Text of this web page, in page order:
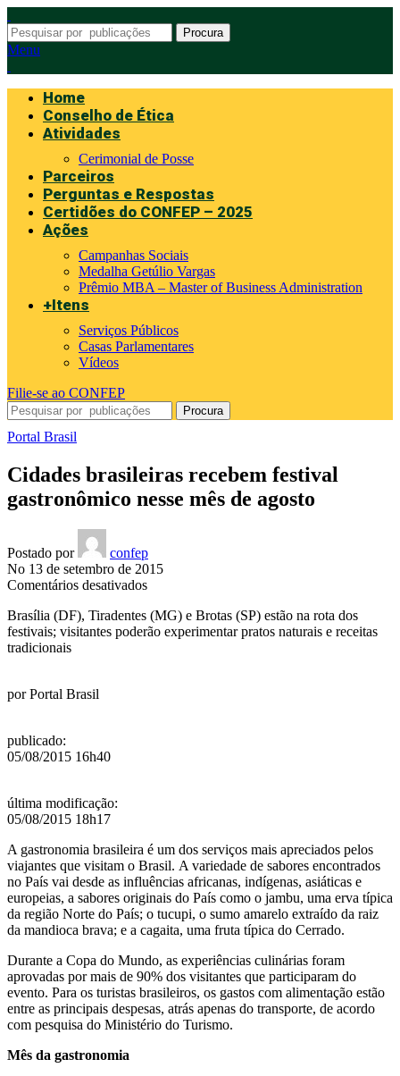
Procura
Menu
Home
Conselho de Ética
Atividades
Cerimonial de Posse
Parceiros
Perguntas e Respostas
Certidões do CONFEP – 2025
Ações
Campanhas Sociais
Medalha Getúlio Vargas
Prêmio MBA – Master of Business Administration
+Itens
Serviços Públicos
Casas Parlamentares
Vídeos
Filie-se ao CONFEP
Procura
Portal Brasil
Cidades brasileiras recebem festival
gastronômico nesse mês de agosto
Postado por
confep
No 13 de setembro de 2015
Comentários desativadosem
brasileiras
recebem
Brasília (DF), Tiradentes (MG) e Brotas (SP) estão na rota dos
festivais; visitantes poderão experimentar pratos naturais e receitas
tradicionais
porPortal Brasil
publicado:
05/08/2015 16h40
última modificação:
05/08/2015 18h17
A gastronomia brasileira é um dos serviços mais apreciados pelos
viajantes que visitam o Brasil. A variedade de sabores encontrados
no País vai desde as influências africanas, indígenas, asiáticas e
europeias, a sabores originais do País como o jambu, uma erva típica
da região Norte do País; o tucupi, o sumo amarelo extraído da raiz
da mandioca brava; e a cagaita, uma fruta típica do Cerrado.
Durante a Copa do Mundo, as experiências culinárias foram
aprovadas por mais de 90% dos visitantes que participaram do
evento. Para os turistas brasileiros, os gastos com alimentação estão
entre as principais despesas, atrás apenas do transporte, de acordo
com pesquisa do Ministério do Turismo.
Mês da gastronomia